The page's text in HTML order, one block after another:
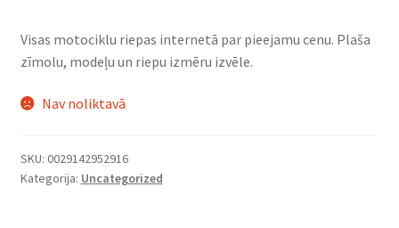
Visas motociklu riepas internetā par pieejamu cenu. Plaša
zīmolu, modeļu un riepu izmēru izvēle.
Nav noliktavā
SKU: 0029142952916
Kategorija: Uncategorized